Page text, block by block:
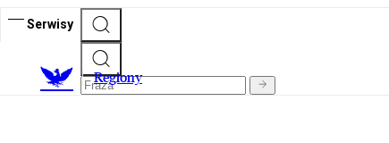
Serwisy
Regiony